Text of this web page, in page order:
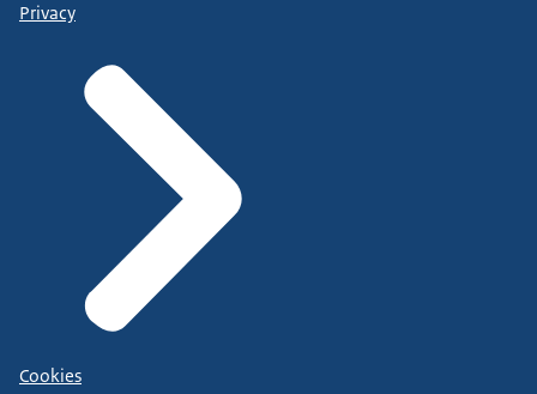
Privacy
Cookies